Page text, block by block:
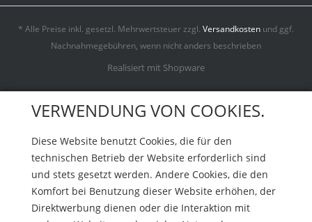
* Alle Preise inkl. gesetzl. Mehrwertsteuer zzgl. Versandkosten und ggf.
Nachnahmegebühren, wenn nicht anders beschrieben
Realisiert mit Shopware
VERWENDUNG VON COOKIES.
Diese Website benutzt Cookies, die für den
technischen Betrieb der Website erforderlich sind
und stets gesetzt werden. Andere Cookies, die den
Komfort bei Benutzung dieser Website erhöhen, der
Direktwerbung dienen oder die Interaktion mit